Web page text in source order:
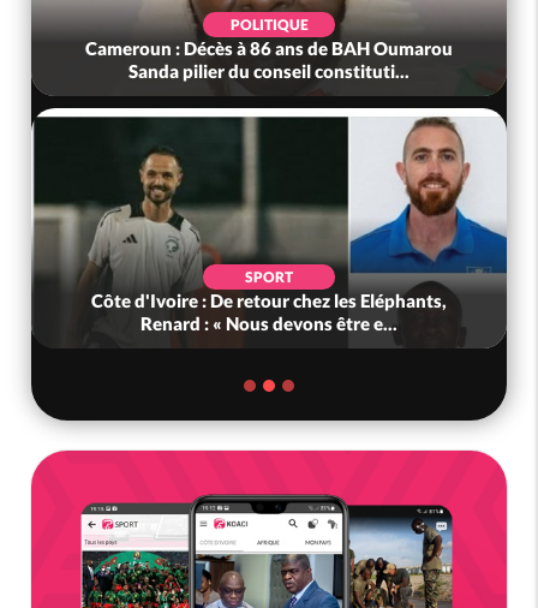
POLITIQUE
Cameroun : Décès à 86 ans de BAH Oumarou
Sanda pilier du conseil constituti...
SPORT
Côte d'Ivoire : De retour chez les Eléphants,
Renard : « Nous devons être e...